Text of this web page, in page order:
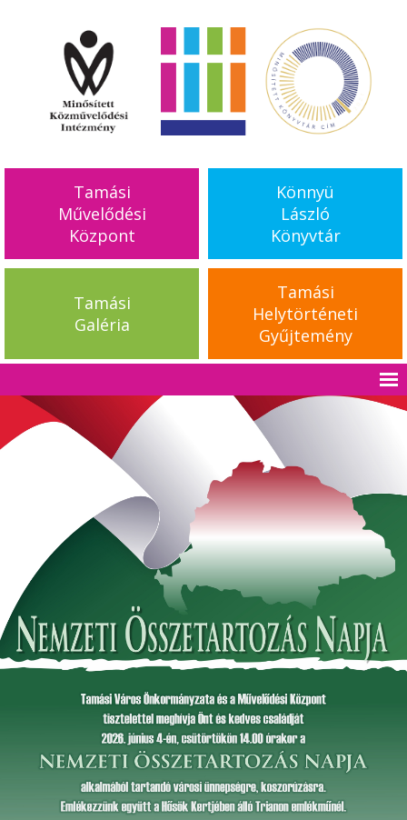
Tamási
Művelődési
Központ
Könnyü
László
Könyvtár
Tamási
Galéria
Tamási
Helytörténeti
Gyűjtemény